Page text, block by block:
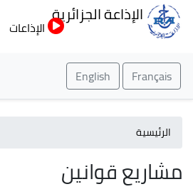
إلى
الإذاعة الجزائرية
الإذاعات
Français
English
الرئيسية
مشاريع قوانين